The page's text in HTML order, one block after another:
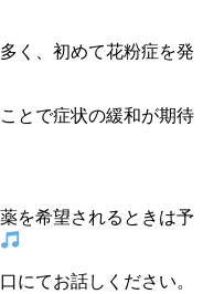
く、初めて花粉症を発
とで症状の緩和が期待
を希望されるときは予
にてお話しください。